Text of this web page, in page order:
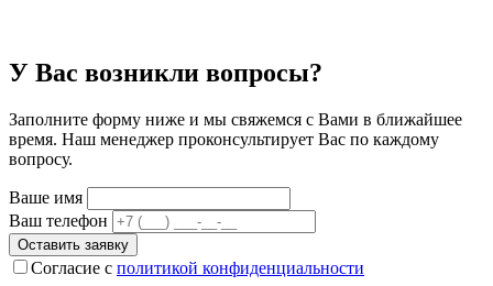
У Вас возникли вопросы?
Заполните форму ниже и мы свяжемся с Вами в ближайшее
время. Наш менеджер проконсультирует Вас по каждому
вопросу.
Ваше имя
Ваш телефон
Оставить заявку
Согласие с политикой конфиденциальности